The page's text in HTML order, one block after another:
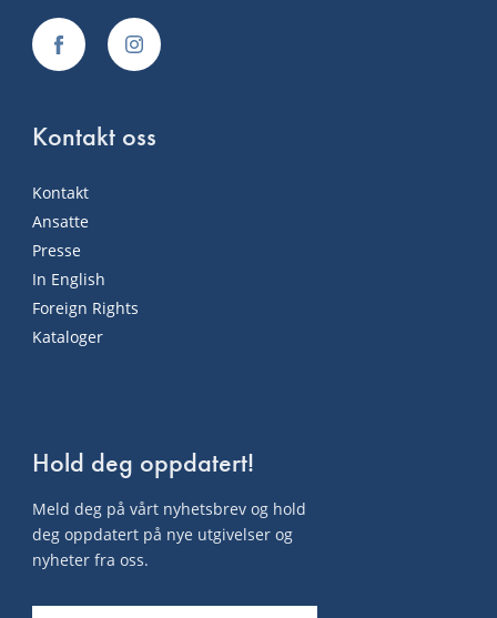
Kontakt oss
Kontakt
Ansatte
Presse
In English
Foreign Rights
Kataloger
Hold deg oppdatert!
Meld deg på vårt nyhetsbrev og hold
deg oppdatert på nye utgivelser og
nyheter fra oss.